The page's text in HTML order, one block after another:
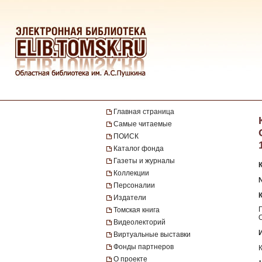
Главная страница
Самые читаемые
ПОИСК
Каталог фонда
Газеты и журналы
Коллекции
Персоналии
Издатели
Томская книга
Видеолекторий
Виртуальные выставки
Фонды партнеров
О проекте